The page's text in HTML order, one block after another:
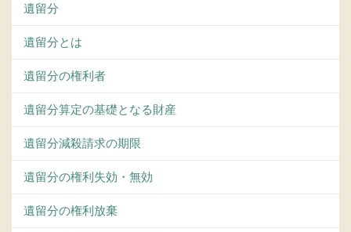
遺留分
遺留分とは
遺留分の権利者
遺留分算定の基礎となる財産
遺留分減殺請求の期限
遺留分の権利失効・無効
遺留分の権利放棄